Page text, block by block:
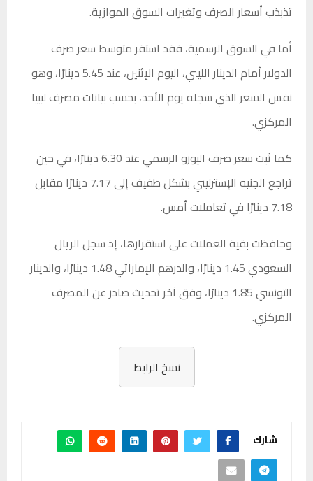
تذبذب أسعار الصرف وتغيرات السوق الموازية.
أما في السوق الرسمية، فقد استقر متوسط سعر صرف
الدولار أمام الدينار الليبي، اليوم الإثنين، عند 5.45 دينارًا، وهو
نفس السعر الذي سجله يوم الأحد، بحسب بيانات مصرف ليبيا
المركزي.
كما ثبت سعر صرف اليورو الرسمي عند 6.30 دينارًا، في حين
تراجع الجنيه الإسترليني بشكل طفيف إلى 7.17 دينارًا مقابل
7.18 دينارًا في تعاملات أمس.
وحافظت بقية العملات على استقرارها، إذ سجل الريال
السعودي 1.45 دينارًا، والدرهم الإماراتي 1.48 دينارًا، والدينار
التونسي 1.85 دينارًا، وفق آخر تحديث صادر عن المصرف
المركزي.
نسخ الرابط
شارك